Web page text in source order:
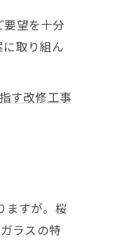
望を十分
取り組ん
す改修工事
ますが。桜
ラスの特